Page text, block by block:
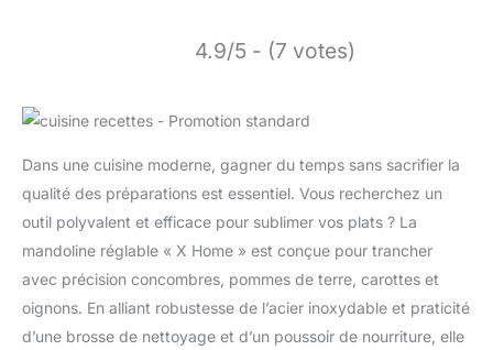
4.9/5 - (7 votes)
Dans une cuisine moderne, gagner du temps sans sacrifier la
qualité des préparations est essentiel. Vous recherchez un
outil polyvalent et efficace pour sublimer vos plats ? La
mandoline réglable « X Home » est conçue pour trancher
avec précision concombres, pommes de terre, carottes et
oignons. En alliant robustesse de l’acier inoxydable et praticité
d’une brosse de nettoyage et d’un poussoir de nourriture, elle